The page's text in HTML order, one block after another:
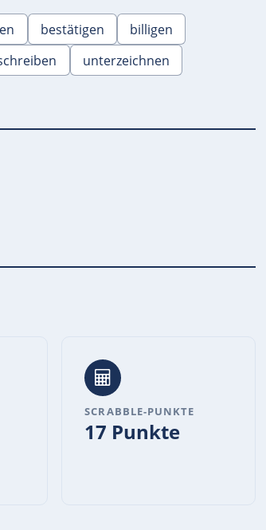
bestätigen
billigen
unterzeichnen
SCRABBLE-PUNKTE
17 Punkte